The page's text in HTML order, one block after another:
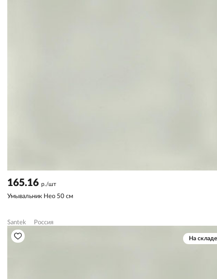
165.16 р./шт
Умывальник Нео 50 см
Santek Россия
На складе